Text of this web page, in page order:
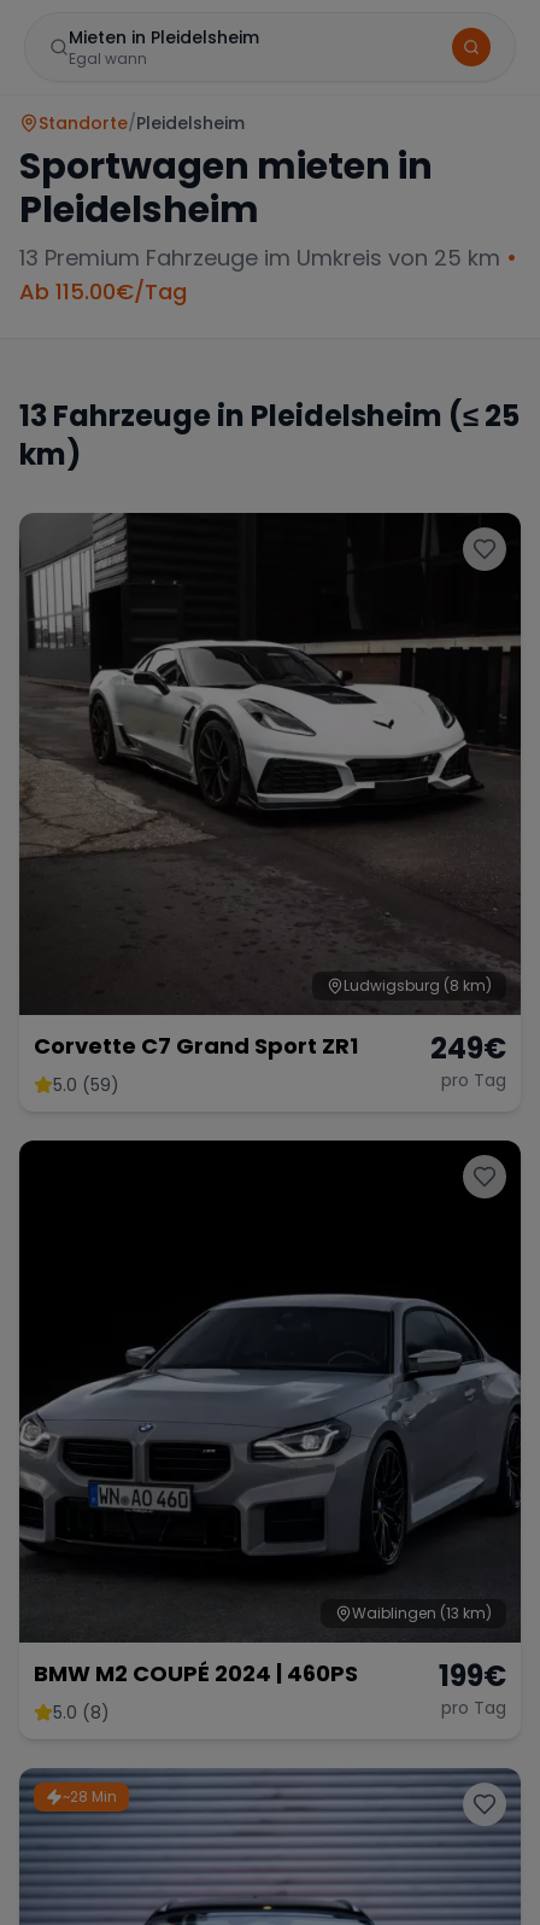
Mieten in Pleidelsheim
Egal wann
Porsche
McLaren Ford Jaguar
Tesla Chevrolet Dodge
Rolls Royce Aston Martin
Bugatti Lotus Maserati
Wann
Zeitraum wählen
Standorte/Pleidelsheim
Sportwagen mieten in
Pleidelsheim
13 Premium Fahrzeuge im Umkreis von 25 km •
Ab 115.00€/Tag
13 Fahrzeuge in Pleidelsheim (≤ 25
km)
Ludwigsburg (8 km)
Corvette C7 Grand Sport ZR1
5.0 (59)
249€
pro Tag
Waiblingen (13 km)
BMW M2 COUPÉ 2024 | 460PS
5.0 (8)
199€
pro Tag
~28 Min